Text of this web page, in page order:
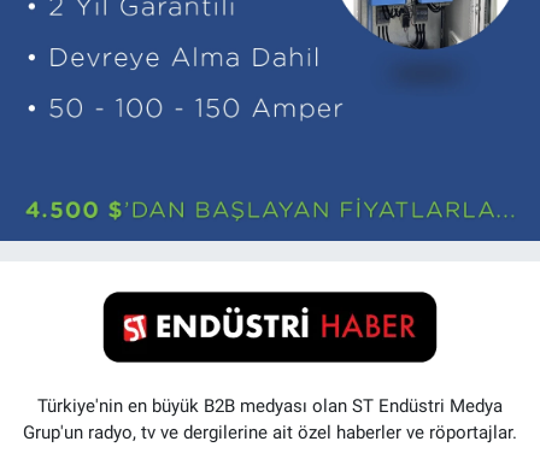
Türkiye'nin en büyük B2B medyası olan ST Endüstri Medya
Grup'un radyo, tv ve dergilerine ait özel haberler ve röportajlar.